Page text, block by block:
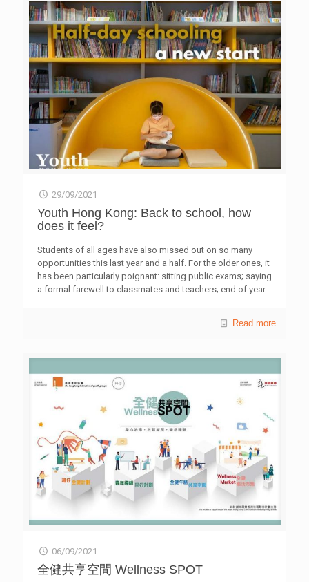
29/09/2021
Youth Hong Kong: Back to school, how
does it feel?
Students of all ages have also missed out on so many
opportunities this last year and a half. For the older ones, it
has been particularly poignant: sitting public exams; saying
a formal farewell to classmates and teachers; end of year
and parents from their perspective. Read the full article in
Read more
06/09/2021
全健共享空間 Wellness SPOT